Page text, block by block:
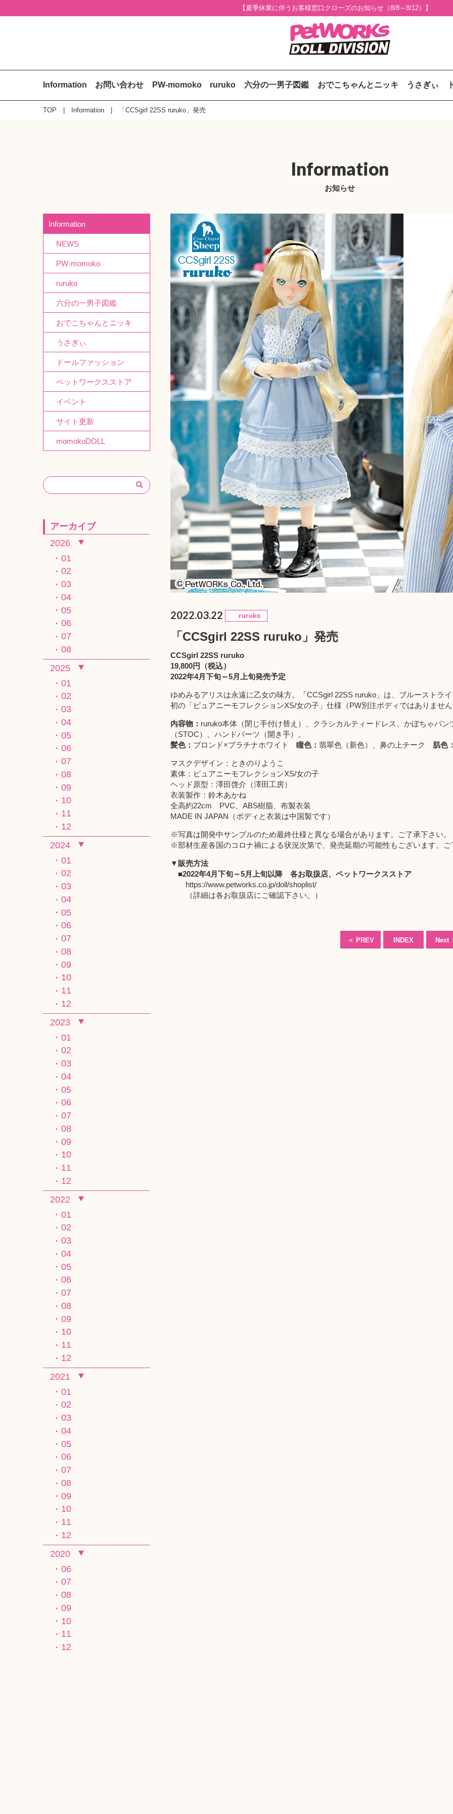
【夏季休業に伴うお客様窓口クローズのお知らせ（8/8～8/12）】
Information お問い合わせ PW-momoko ruruko 六分の一男子図鑑 おでこちゃんとニッキ うさぎぃ
TOP Information 「CCSgirl 22SS ruruko」発売
Information
お知らせ
2022.03.22 ruruko
「CCSgirl 22SS ruruko」発売
CCSgirl 22SS ruruko
19,800円（税込）
2022年4月下旬～5月上旬発売予定
ゆめみるアリスは永遠に乙女の味方。「CCSgirl 22SS ruruko」は、ブルーストラ
初の「ピュアニーモフレクションXS/女の子」仕様（PW別注ボディではありませ
内容物： ruruko本体（閉じ手付け替え）、クラシカルティードレス、かぼちゃパ
（STOC）、ハンドパーツ（開き手）。
髪色： ブロンド×プラチナホワイト 瞳色： 翡翠色（新色）、鼻の上チーク 肌色
マスクデザイン：ときのりようこ
素体：ピュアニーモフレクションXS/女の子
ヘッド原型：澤田啓介（澤田工房）
衣装製作：鈴木あかね
全高約22cm PVC、ABS樹脂、布製衣装
MADE IN JAPAN（ボディと衣装は中国製です）
※写真は開発中サンプルのため最終仕様と異なる場合があります。ご了承下さい。
※部材生産各国のコロナ禍による状況次第で、発売延期の可能性もございます。ご
▼販売方法
■2022年4月下旬～5月上旬以降 各お取扱店、 ペットワークスストア
https://www.petworks.co.jp/doll/shoplist/
（詳細は各お取扱店にご確認下さい。）
＜ PREV INDEX Next
Information
NEWS
PW-momoko
ruruko
六分の一男子図鑑
おでこちゃんとニッキ
うさぎぃ
ドールファッション
ペットワークスストア
イベント
サイト更新
momokoDOLL
アーカイブ
2026
01
02
03
04
05
06
07
08
2025
01
02
03
04
05
06
07
08
09
10
11
12
2024
01
02
03
04
05
06
07
08
09
10
11
12
2023
01
02
03
04
05
06
07
08
09
10
11
12
2022
01
02
03
04
05
06
07
08
09
10
11
12
2021
01
02
03
04
05
06
07
08
09
10
11
12
2020
06
07
08
09
10
11
12